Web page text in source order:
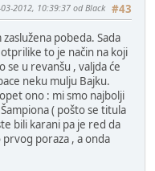
#43
2012, 10:39:37 od Black
pobeda. Sada
to je način na koji
se u revanšu , valjda će
neku mulju Bajku.
ono : mi smo najbolji
( pošto se titula
bili karani pa je red da
poraza , a onda